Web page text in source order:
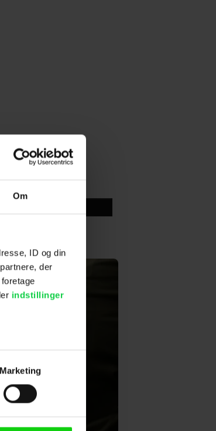
Om
ID og din
der
indstillinger
til statistik og
Marketing